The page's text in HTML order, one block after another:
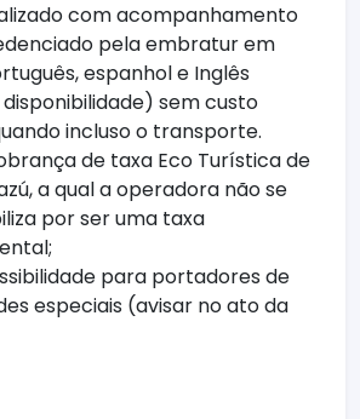
com acompanhamento
pela embratur em
espanhol e Inglês
sem custo
incluso o transporte.
de taxa Eco Turística de
a qual a operadora não se
por ser uma taxa
para portadores de
especiais (avisar no ato da